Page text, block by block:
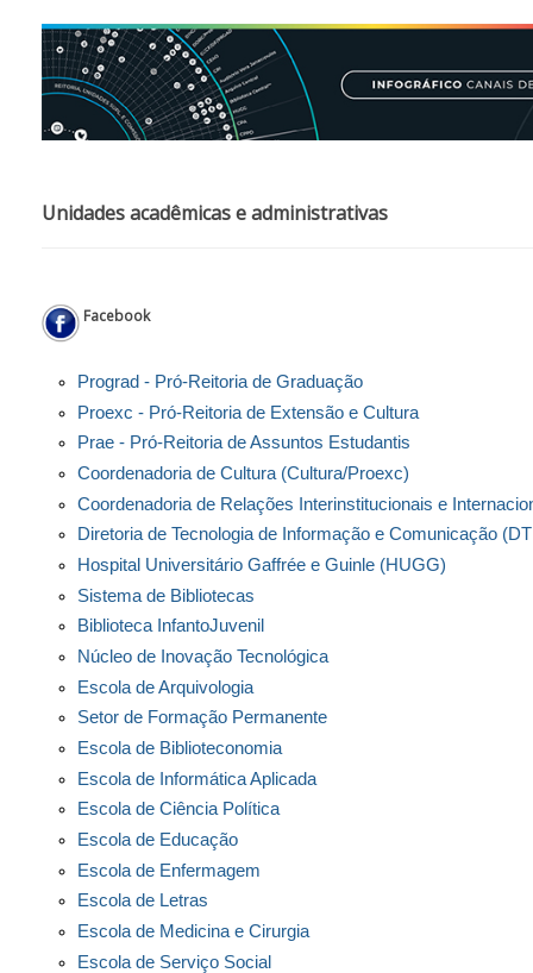
Unidades acadêmicas e administrativas
Facebook
Prograd - Pró-Reitoria de Graduação
Proexc - Pró-Reitoria de Extensão e Cultura
Prae - Pró-Reitoria de Assuntos Estudantis
Coordenadoria de Cultura (Cultura/Proexc)
Coordenadoria de Relações Interinstitucionais e
Diretoria de Tecnologia de Informação e Comunicação
Hospital Universitário Gaffrée e Guinle (HUGG)
Sistema de Bibliotecas
Biblioteca InfantoJuvenil
Núcleo de Inovação Tecnológica
Escola de Arquivologia
Setor de Formação Permanente
Escola de Biblioteconomia
Escola de Informática Aplicada
Escola de Ciência Política
Escola de Educação
Escola de Enfermagem
Escola de Letras
Escola de Medicina e Cirurgia
Escola de Serviço Social